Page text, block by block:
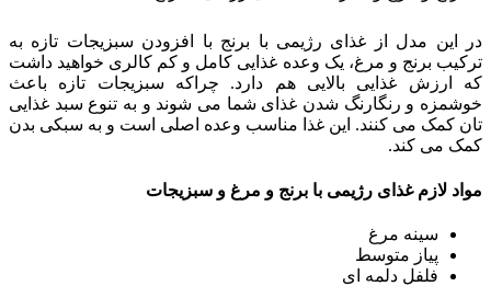
در این مدل از غذای رژیمی با برنج با افزودن سبزیجات تازه به
ترکیب برنج و مرغ، یک وعده غذایی کامل و کم کالری خواهید داشت
که ارزش غذایی بالایی هم دارد. چراکه سبزیجات تازه باعث
خوشمزه و رنگارنگ شدن غذای شما می شوند و به تنوع سبد غذایی
تان کمک می کنند. این غذا مناسب وعده اصلی است و به سبکی بدن
کمک می کند.
مواد لازم غذای رژیمی با برنج و مرغ و سبزیجات
سینه مرغ
پیاز متوسط
فلفل دلمه ای